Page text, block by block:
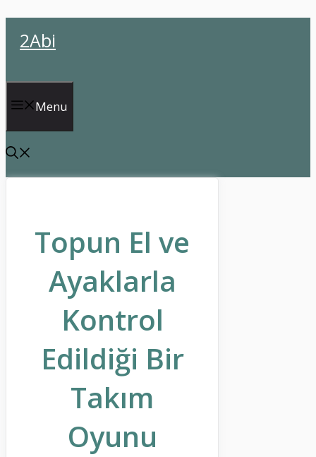
atla2Abi
Menu
Topun El ve
Ayaklarla
Kontrol
Edildiği Bir
Takım
Oyunu